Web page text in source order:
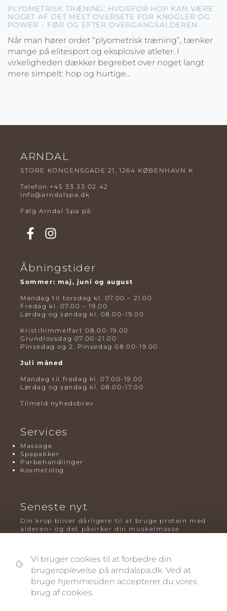
PLYOMETRISK TRÆNING: HVORFOR HOP KAN VÆRE
NOGET AF DET MEST OVERSETE FOR KNOGLER OG
POWER – FØR OG EFTER OVERGANGSALDEREN
Når man hører ordet “plyometrisk træning”, tænker
mange på elitesport og eksplosive atleter. I
virkeligheden dækker begrebet over noget langt
mere simpelt: hop og hurtige...
ARNDAL
STORE KONGENSGADE 21, 1264 KØBENHAVN K
Telefon +45 33 33 02 42
info@arndalspa.dk
Følg Arndal Spa på:
Åbningstider
Sommer: maj, juni og august
Mandag til torsdag kl. 07.00 – 21.00
Fredag kl. 07.00 – 19.00
Lørdag og søndag kl. 08.00-19.00
Kristihimmelfart 08.00-19.00
Grundlovsdag 07.00-21.00
Pinsedag og 2. Pinsedag 08.00-19.00
Juli måned
Mandag til fredag kl. 07.00-19.00
Lørdag og søndag kl. 08.00-17.00
Tilmeld nyhedsbrev
Services
Massage
Spapakker
Parbehandlinger
Kosmetolog
Seneste nyt
Din krop bliver dårligere til at bruge protein med
alderen– og det påvirker din muskelmasse
Plyometrisk træning: hvorfor hop kan være noget
af det mest oversete for knogler og power – før
og efter overgangsalderen
Vi bruger cookies til at forbedre din
brugeroplevelse på arndalspa.dk. Ved at
bruge hjemmesiden accepterer du vores
brug af cookies.